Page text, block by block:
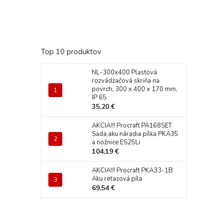
Top 10 produktov
NL-300x400 Plastová
rozvádzačová skriňa na
povrch, 300 x 400 x 170 mm,
IP 65
35,20 €
AKCIA!!! Procraft PA168SET
Sada aku náradia pílka PKA35
a nožnice ES25Li
104,19 €
AKCIA!!! Procraft PKA33-1B
Aku reťazová píla
69,54 €